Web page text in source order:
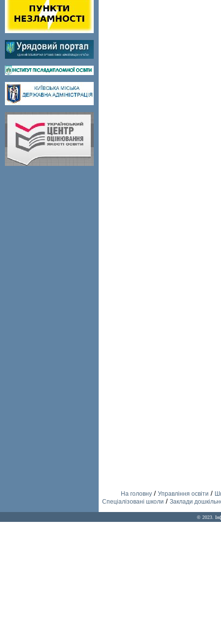
На головну/ Управління освіти /
Спеціалізовані школи / Заклади
© 2023.